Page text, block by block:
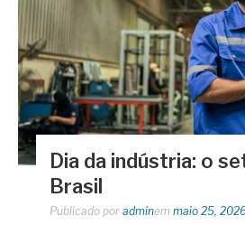
Dia da indústria: o
Brasil
Publicado por adminem maio 25,